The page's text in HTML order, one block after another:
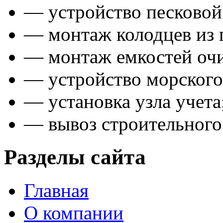
— устройство
— монтаж колодцев из
— монтаж емкостей
— устройство
— установка узла
— вывоз
Разделы сайта
Главная
О компании